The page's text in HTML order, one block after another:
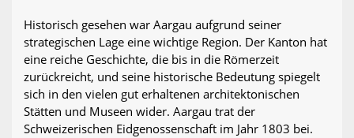
Historisch gesehen war Aargau aufgrund seiner
strategischen Lage eine wichtige Region. Der Kanton hat
eine reiche Geschichte, die bis in die Römerzeit
zurückreicht, und seine historische Bedeutung spiegelt
sich in den vielen gut erhaltenen architektonischen
Stätten und Museen wider. Aargau trat der
Schweizerischen Eidgenossenschaft im Jahr 1803 bei.